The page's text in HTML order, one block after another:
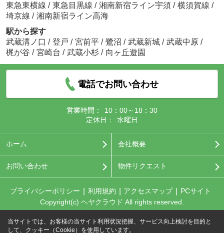
東急東横線 / 東急目黒線 / 湘南新宿ライン宇須 / 横須賀線 /
埼京線 / 湘南新宿ライン高海
駅から探す
武蔵溝ノ口 / 登戸 / 宮前平 / 鷺沼 / 武蔵新城 / 武蔵中原 /
梶が谷 / 宮崎台 / 武蔵小杉 / 向ヶ丘遊園
電話でお問い合わせ
営業時間：
10：00～18：30
定休日：
水曜日
ホーム 会社概要
お問い合わせ 物件リクエスト
プライバシーポリシー 利用規約 アクセスマップ
PCサイト
Copyright(c) ヘヤクラウド All rights reserved.
当サイトでは、お客様の当サイト利用状況把握、サービス向上検討を目的と
して、クッキー（Cookie）を使用しています。